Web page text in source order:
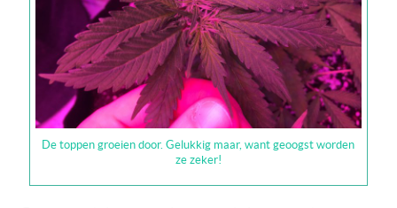
De toppen groeien door. Gelukkig maar, want geoogst worden
ze zeker!